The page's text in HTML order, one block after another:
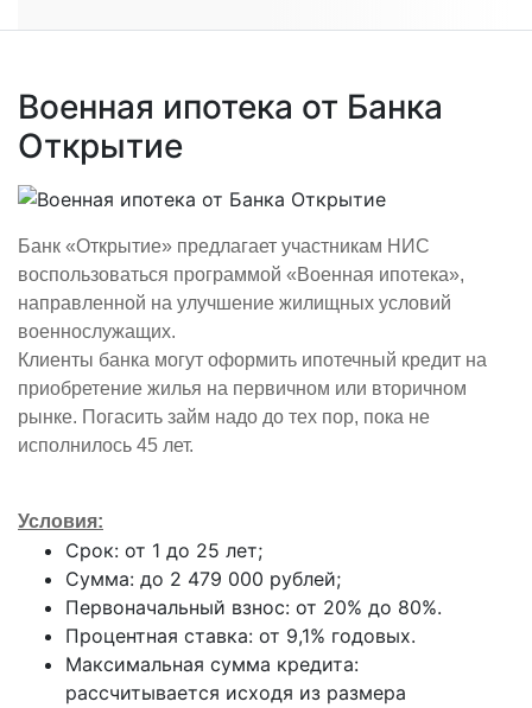
Военная ипотека от Банка
Открытие
Банк «Открытие» предлагает участникам НИС
воспользоваться программой «Военная ипотека»,
направленной на улучшение жилищных условий
военнослужащих.
Клиенты банка могут оформить ипотечный кредит на
приобретение жилья на первичном или вторичном
рынке. Погасить займ надо до тех пор, пока не
исполнилось 45 лет.
Условия:
Срок: от 1 до 25 лет;
Сумма: до 2 479 000 рублей;
Первоначальный взнос: от 20% до 80%.
Процентная ставка: от 9,1% годовых.
Максимальная сумма кредита:
рассчитывается исходя из размера